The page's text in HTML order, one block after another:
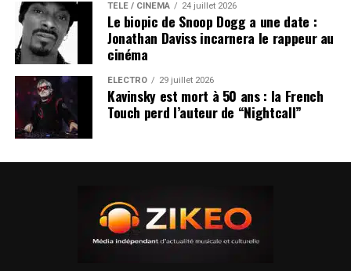
TÉLÉ / CINÉMA 24 juillet 2026
Le biopic de Snoop Dogg a une date :
Jonathan Daviss incarnera le rappeur au
cinéma
ÉLECTRO 29 juillet 2026
Kavinsky est mort à 50 ans : la French
Touch perd l’auteur de “Nightcall”